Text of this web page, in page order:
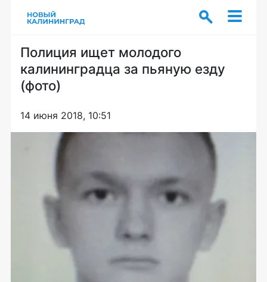
Полиция ищет молодого
калининградца за пьяную езду
(фото)
14 июня 2018, 10:51